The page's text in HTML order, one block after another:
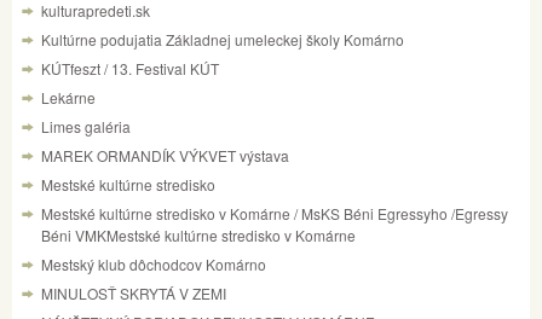
kulturapredeti.sk
Kultúrne podujatia Základnej umeleckej školy Komárno
KÚTfeszt / 13. Festival KÚT
Lekárne
Limes galéria
MAREK ORMANDÍK VÝKVET výstava
Mestské kultúrne stredisko
Mestské kultúrne stredisko v Komárne / MsKS Béni Egressyho /Egressy
Béni VMKMestské kultúrne stredisko v Komárne
Mestský klub dôchodcov Komárno
MINULOSŤ SKRYTÁ V ZEMI